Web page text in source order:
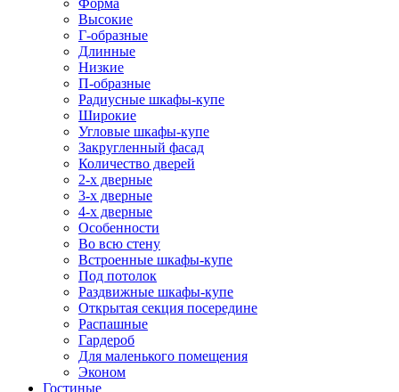
Форма
Высокие
Г-образные
Длинные
Низкие
П-образные
Радиусные шкафы-купе
Широкие
Угловые шкафы-купе
Закругленный фасад
Количество дверей
2-х дверные
3-х дверные
4-х дверные
Особенности
Во всю стену
Встроенные шкафы-купе
Под потолок
Раздвижные шкафы-купе
Открытая секция посередине
Распашные
Гардероб
Для маленького помещения
Эконом
Гостиные